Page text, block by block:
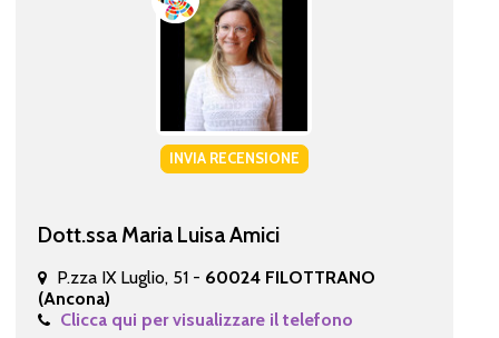
INVIA RECENSIONE
Dott.ssa Maria Luisa Amici
P.zza IX Luglio, 51 - 60024 FILOTTRANO
(Ancona)
Clicca qui per visualizzare il telefono